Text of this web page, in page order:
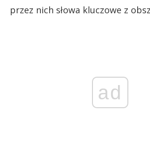
przez nich słowa kluczowe z
ad